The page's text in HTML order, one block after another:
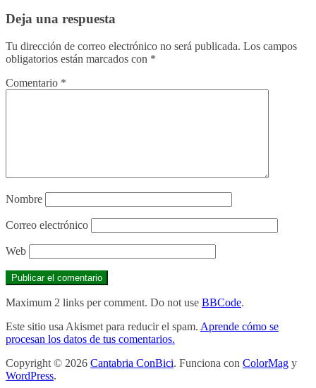
Deja una respuesta
Tu dirección de correo electrónico no será publicada. Los campos
obligatorios están marcados con *
Comentario *
Nombre
Correo electrónico
Web
Maximum 2 links per comment. Do not use BBCode.
Este sitio usa Akismet para reducir el spam. Aprende cómo se
procesan los datos de tus comentarios.
Copyright © 2026 Cantabria ConBici. Funciona con ColorMag y
WordPress.